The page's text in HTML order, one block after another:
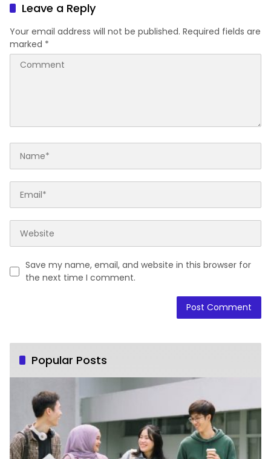
Leave a Reply
Your email address will not be published. Required fields are
marked *
Save my name, email, and website in this browser for
the next time I comment.
Popular Posts